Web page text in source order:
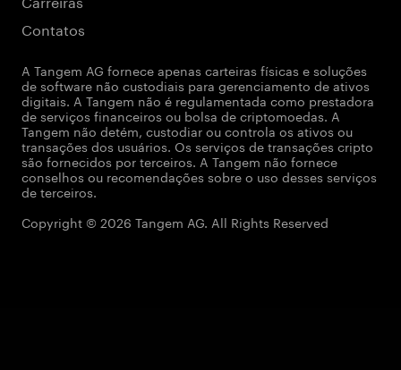
Contatos
A Tangem AG fornece apenas carteiras físicas e soluções
de software não custodiais para gerenciamento de ativos
digitais. A Tangem não é regulamentada como prestadora
de serviços financeiros ou bolsa de criptomoedas. A
Tangem não detém, custodiar ou controla os ativos ou
transações dos usuários. Os serviços de transações cripto
são fornecidos por terceiros. A Tangem não fornece
conselhos ou recomendações sobre o uso desses serviços
de terceiros.